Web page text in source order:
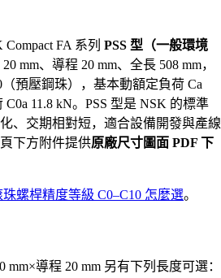
FA 系列 PSS 型（一般環境
mm、導程 20 mm、全長 508 mm，
預壓鋼珠），基本動額定負荷 Ca
11.8 kN。PSS 型是 NSK 的標準
、交期相對短，適合設備開發與產線
下方附件提供原廠尺寸圖面 PDF 下
珠螺桿精度等級 C0–C10 怎麼選。
mm×導程 20 mm 另有下列長度可選：